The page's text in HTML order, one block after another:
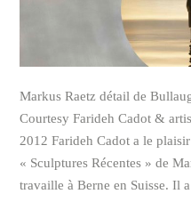
Markus Raetz détail de
Courtesy Farideh Cadot &
2012 Farideh Cadot a le
« Sculptures Récentes » de
travaille à Berne en Suisse. Il